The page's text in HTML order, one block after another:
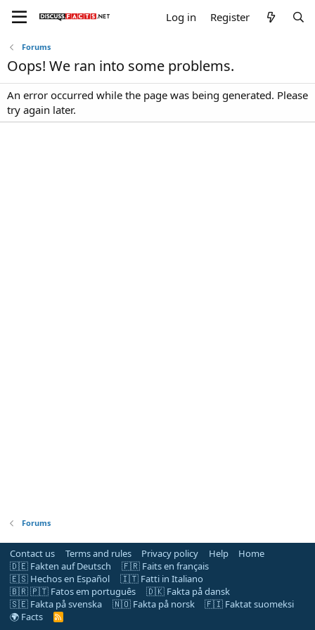
Log in Register
Forums
Oops! We ran into some problems.
An error occurred while the page was being generated. Please
try again later.
Forums
Contact us Terms and rules Privacy policy Help
Home
🇩🇪 Fakten auf Deutsch
🇫🇷 Faits en français
🇪🇸 Hechos en Español
🇮🇹 Fatti in Italiano
🇧🇷 🇵🇹 Fatos em português
🇩🇰 Fakta på dansk
🇸🇪 Fakta på svenska
🇳🇴 Fakta på norsk
🇫🇮 Faktat suomeksi
🌍 Facts
R